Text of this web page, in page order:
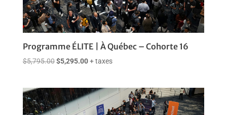
Programme ÉLITE | À Québec – Cohorte 16
$5,795.00 Le
était :
$5,795.00.
$5,295.00Le
est :
$5,295.00.
+ taxes